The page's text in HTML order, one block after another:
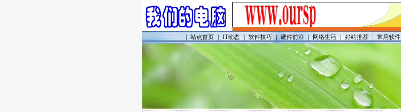
站点首页 IT动态 软件技巧 | 硬件前沿 网络生活 好站推荐 常用软件